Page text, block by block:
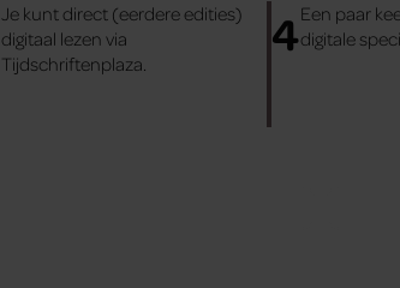
Je kunt direct (eerdere edities)
digitaal lezen via
Tijdschriftenplaza.
4Een paar
digitale